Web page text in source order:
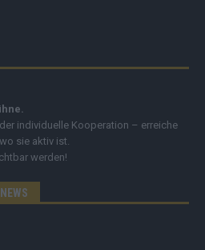
individuelle Kooperation – erreiche
sie aktiv ist.
werden!